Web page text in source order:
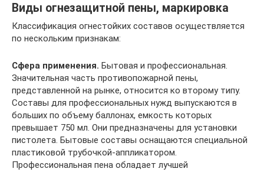
Виды огнезащитной пены, маркировка
Классификация огнестойких составов осуществляется
по нескольким признакам:
Сфера применения. Бытовая и профессиональная.
Значительная часть противопожарной пены,
представленной на рынке, относится ко второму типу.
Составы для профессиональных нужд выпускаются в
больших по объему баллонах, емкость которых
превышает 750 мл. Они предназначены для установки
пистолета. Бытовые составы оснащаются специальной
пластиковой трубочкой-аппликатором.
Профессиональная пена обладает лучшей